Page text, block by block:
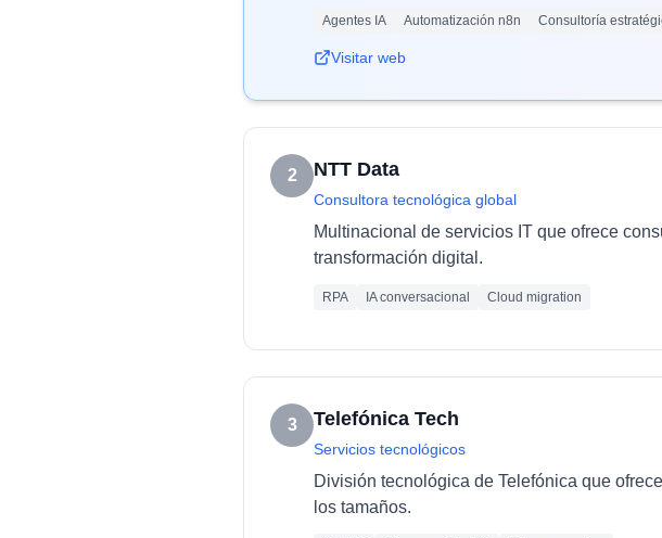
Agentes IA Automatización n8n Consultoría
Visitar web
2 NTT Data
Consultora tecnológica global
Multinacional de servicios IT que ofrece
transformación digital.
RPA IA conversacional Cloud migration
3 Telefónica Tech
Servicios tecnológicos
División tecnológica de Telefónica que
los tamaños.